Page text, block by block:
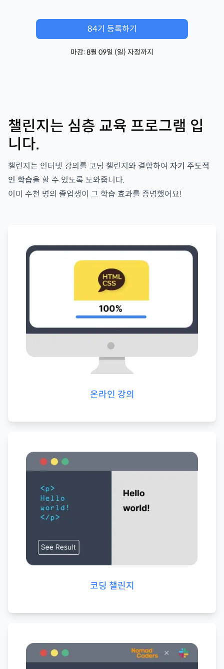
84기 등록하기
마감:8월 09일 (일) 자정까지
챌린지는 심층 교육 프로그램 입
니다.
챌린지는 인터넷 강의를 코딩 챌린지와 결합하여 자기 주도적
인 학습을 할 수 있도록 도와줍니다.
이미 수천 명의 졸업생이 그 학습 효과를 증명했어요!
온라인 강의
코딩 챌린지